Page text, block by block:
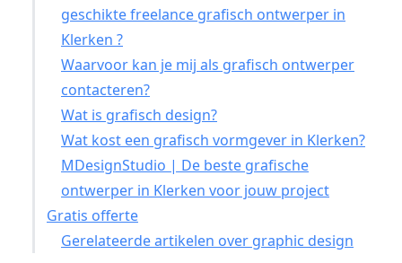
geschikte freelance grafisch ontwerper in
Klerken ?
Waarvoor kan je mij als grafisch ontwerper
contacteren?
Wat is grafisch design?
Wat kost een grafisch vormgever in Klerken?
MDesignStudio | De beste grafische
ontwerper in Klerken voor jouw project
Gratis offerte
Gerelateerde artikelen over graphic design